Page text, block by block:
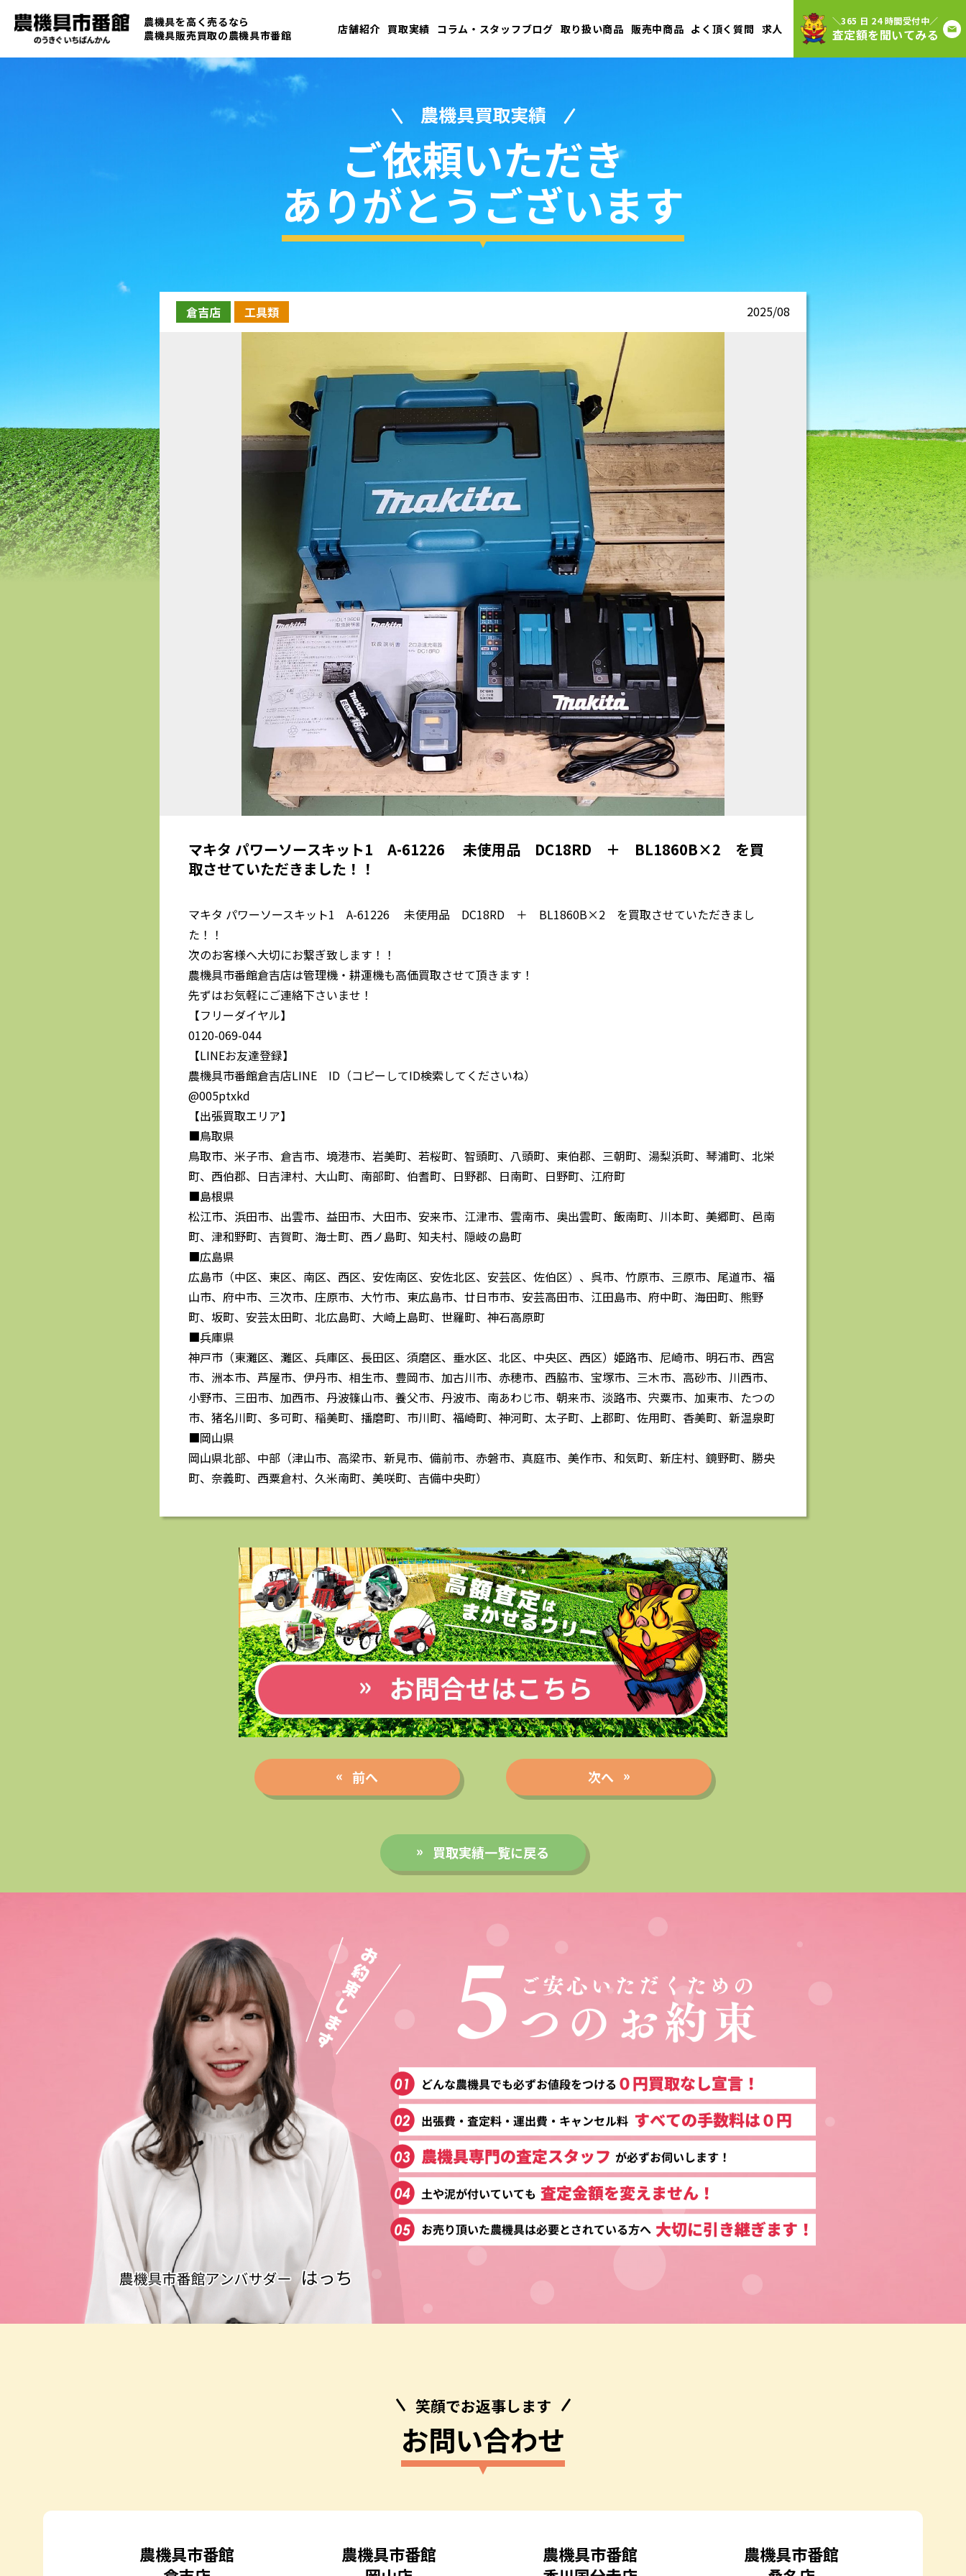
農機具を高く売るなら
農機具販売買取の農機具市番館 店舗紹介 買取実績 コラム・スタッフブログ 取り扱い商品 販売中商品 よく頂く質問 求人
＼365 日 24 時間受付中／
査定額を聞いてみる
農機具買取実績
ご依頼いただき
ありがとうございます
倉吉店 工具類 2025/08
マキタ パワーソースキット1 A-61226 未使用品 DC18RD ＋ BL1860B×2 を買
取させていただきました！！
マキタ パワーソースキット1 A-61226 未使用品 DC18RD ＋ BL1860B×2 を買取させていただきまし
た！！
次のお客様へ大切にお繋ぎ致します！！
農機具市番館倉吉店は管理機・耕運機も高価買取させて頂きます！
先ずはお気軽にご連絡下さいませ！
【フリーダイヤル】
0120-069-044
【LINEお友達登録】
農機具市番館倉吉店LINE ID（コピーしてID検索してくださいね）
@005ptxkd
【出張買取エリア】
■鳥取県
鳥取市、米子市、倉吉市、境港市、岩美町、若桜町、智頭町、八頭町、東伯郡、三朝町、湯梨浜町、琴浦町、北栄
町、西伯郡、日吉津村、大山町、南部町、伯耆町、日野郡、日南町、日野町、江府町
■島根県
松江市、浜田市、出雲市、益田市、大田市、安来市、江津市、雲南市、奥出雲町、飯南町、川本町、美郷町、邑南
町、津和野町、吉賀町、海士町、西ノ島町、知夫村、隠岐の島町
■広島県
広島市（中区、東区、南区、西区、安佐南区、安佐北区、安芸区、佐伯区）、呉市、竹原市、三原市、尾道市、福
山市、府中市、三次市、庄原市、大竹市、東広島市、廿日市市、安芸高田市、江田島市、府中町、海田町、熊野
町、坂町、安芸太田町、北広島町、大崎上島町、世羅町、神石高原町
■兵庫県
神戸市（東灘区、灘区、兵庫区、長田区、須磨区、垂水区、北区、中央区、西区）姫路市、尼崎市、明石市、西宮
市、洲本市、芦屋市、伊丹市、相生市、豊岡市、加古川市、赤穂市、西脇市、宝塚市、三木市、高砂市、川西市、
小野市、三田市、加西市、丹波篠山市、養父市、丹波市、南あわじ市、朝来市、淡路市、宍粟市、加東市、たつの
市、猪名川町、多可町、稲美町、播磨町、市川町、福崎町、神河町、太子町、上郡町、佐用町、香美町、新温泉町
■岡山県
岡山県北部、中部（津山市、高梁市、新見市、備前市、赤磐市、真庭市、美作市、和気町、新庄村、鏡野町、勝央
町、奈義町、西粟倉村、久米南町、美咲町、吉備中央町）
前へ 次へ
買取実績一覧に戻る
笑顔でお返事します
お問い合わせ
農機具市番館
農機具市番館
農機具市番館
農機具市番館